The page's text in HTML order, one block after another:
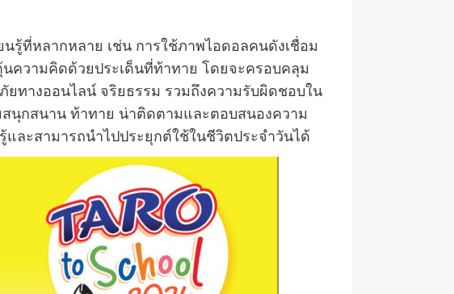
นรู้ที่หลากหลาย เช่น การใช้ภาพไอดอลคนดังเชื่อม
นความคิดด้วยประเด็นที่ท้าทาย โดยจะครอบคลุม
ทางออนไลน์ จริยธรรม รวมถึงความรับผิดชอบใน
สนุกสนาน ท้าทาย น่าติดตามและตอบสนองความ
และสามารถนำไปประยุกต์ใช้ในชีวิตประจำวันได้